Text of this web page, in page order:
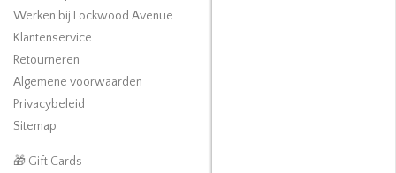
Werken bij Lockwood Avenue
Klantenservice
Retourneren
Algemene voorwaarden
Privacybeleid
Sitemap
🎁 Gift Cards